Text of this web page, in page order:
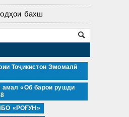
бахш
Тоҷикистон Эмомалӣ
амал «Об барои рушди
«РОҒУН»